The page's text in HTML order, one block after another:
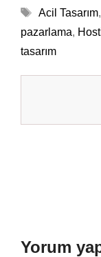
Etiketler
Acil Tasarım,
pazarlama,
tasarım
Yorum